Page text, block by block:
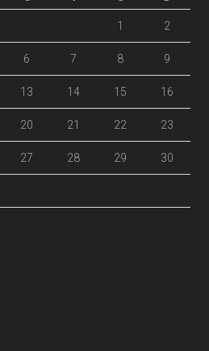
1 2
6 7 8 9
13 14 15 16
20 21 22 23
27 28 29 30